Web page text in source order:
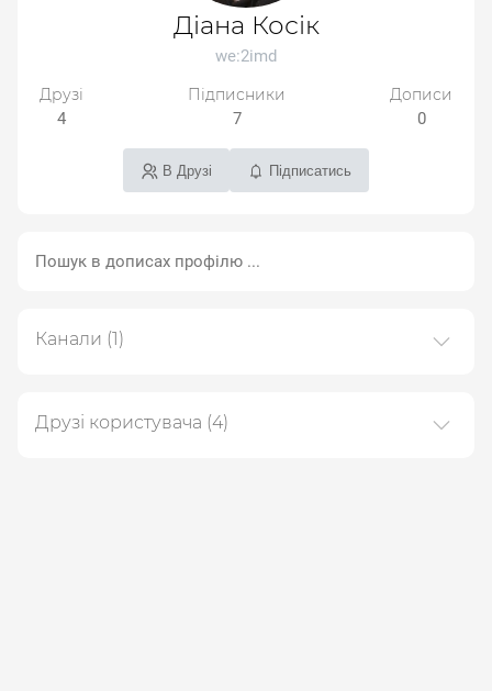
Діана Косік
we:2imd
Друзі
4
Підписники
7
Дописи
0
В Друзі Підписатись
Канали (1)
Друзі користувача (4)